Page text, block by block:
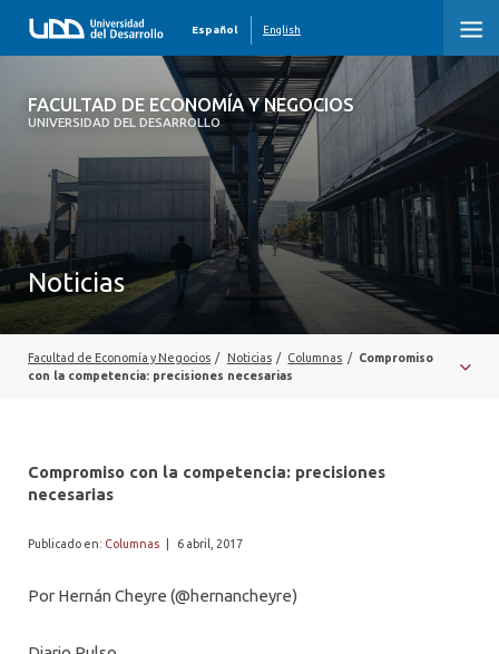
FACULTAD DE ECONOMÍA Y NEGOCIOS
UNIVERSIDAD DEL DESARROLLO
Español English
FACULTAD DE ECONOMÍA Y NEGOCIOS
QUIÉNES SOMOS
PREGRADO
POSTGRADO
EDUCACIÓN EJECUTIVA
PROFESORES
Noticias
Facultad de Economía y Negocios / Noticias / Columnas /
Compromiso
con la competencia: precisiones necesarias
Compromiso con la competencia: precisiones
necesarias
Publicado en: Columnas 6 abril, 2017
Por Hernán Cheyre (@hernancheyre)